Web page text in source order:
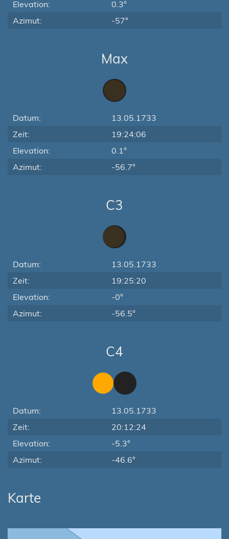
Elevation:
0.3°
Azimut:
-57°
Max
Datum:
13.05.1733
Zeit:
19:24:06
Elevation:
0.1°
Azimut:
-56.7°
C3
Datum:
13.05.1733
Zeit:
19:25:20
Elevation:
-0°
Azimut:
-56.5°
C4
Datum:
13.05.1733
Zeit:
20:12:24
Elevation:
-5.3°
Azimut:
-46.6°
Karte